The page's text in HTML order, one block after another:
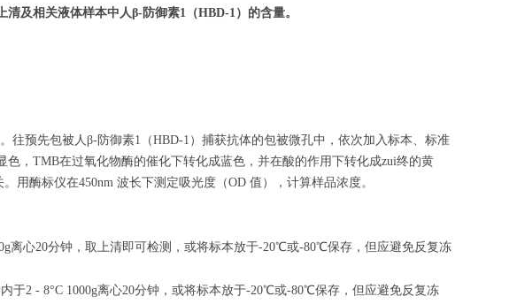
清及相关液体样本中 人β-防御素1 （HBD-1）的含量。
往预先包被人β-防御素1（HBD-1）捕获抗体的包被微孔中，依次加入标本、标准
，TMB在过氧化物酶的催化下转化成蓝色，并在酸的作用下转化成zui终的黄
用酶标仪在450nm 波长下测定吸光度（OD 值），计算样品浓度。
离心20分钟，取上清即可检测，或将标本放于-20℃或-80℃保存，但应避免反复冻
于2 - 8°C 1000g离心20分钟，或将标本放于-20℃或-80℃保存，但应避免反复冻